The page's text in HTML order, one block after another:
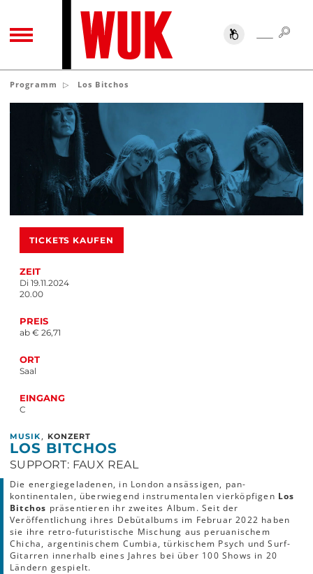
TOGGLE NAVIGATION SUCHE
Programm Los Bitchos
TICKETS KAUFEN
ZEIT
Di 19.11.2024
20.00
PREIS
ab € 26,71
ORT
Saal
EINGANG
C
MUSIK , KONZERT
LOS BITCHOS
SUPPORT: FAUX REAL
Die energiegeladenen, in London ansässigen, pan-
kontinentalen, überwiegend instrumentalen vierköpfigen Los
Bitchos präsentieren ihr zweites Album. Seit der
Veröffentlichung ihres Debütalbums im Februar 2022 haben
sie ihre retro-futuristische Mischung aus peruanischem
Chicha, argentinischem Cumbia, türkischem Psych und Surf-
Gitarren innerhalb eines Jahres bei über 100 Shows in 20
Ländern gespielt.